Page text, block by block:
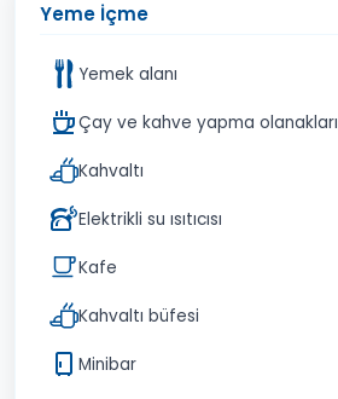
Yeme İçme
Yemek alanı
Çay ve kahve yapma olanakları
Kahvaltı
Elektrikli su ısıtıcısı
Kafe
Kahvaltı büfesi
Minibar